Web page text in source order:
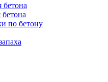
бетона
по бетону